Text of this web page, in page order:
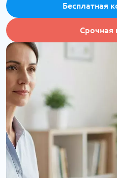
Бесплатная